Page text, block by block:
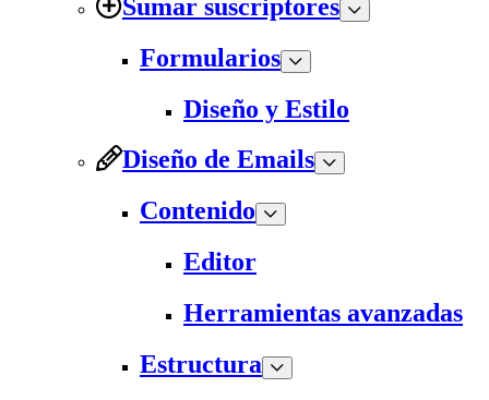
Sumar suscriptores
Formularios
Diseño y Estilo
Diseño de Emails
Contenido
Editor
Herramientas avanzadas
Estructura